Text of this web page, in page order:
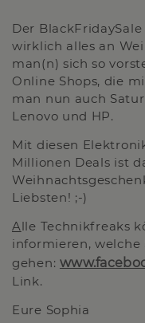
Der
wirklich alles an
man(n) sich so
Online Shops, die
man nun auch
Lenovo und HP.
Mit diesen
Millionen Deals ist
Liebsten! ;-)
Alle Technikfreaks
informieren, welche
gehen:
Link.
Eure Sophia